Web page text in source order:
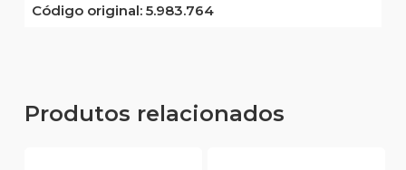
Código original:5.983.764
Produtos relacionados